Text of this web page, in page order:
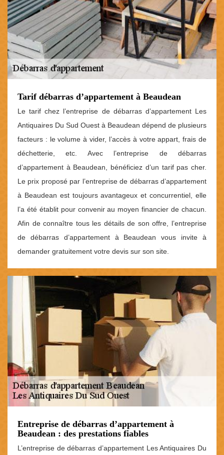
Tarif débarras d’appartement à Beaudean
Le tarif chez l’entreprise de débarras d’appartement Les
Antiquaires Du Sud Ouest à Beaudean dépend de plusieurs
facteurs : le volume à vider, l’accès à votre appart, frais de
déchetterie, etc. Avec l’entreprise de débarras
d’appartement à Beaudean, bénéficiez d’un tarif pas cher.
Le prix proposé par l’entreprise de débarras d’appartement
à Beaudean est toujours avantageux et concurrentiel, elle
l’a été établit pour convenir au moyen financier de chacun.
Afin de connaître tous les détails de son offre, l’entreprise
de débarras d’appartement à Beaudean vous invite à
demander gratuitement votre devis sur son site.
Entreprise de débarras d’appartement à
Beaudean : des prestations fiables
L’entreprise de débarras d’appartement Les Antiquaires Du